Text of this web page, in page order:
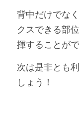
背中だけでな
クスできる部
揮することがで
次は是非とも
しょう！